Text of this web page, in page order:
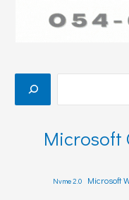
Microsoft
Microsoft
Nvme 2.0